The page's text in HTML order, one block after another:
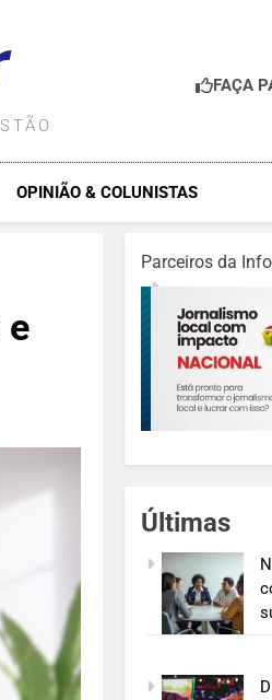
FAÇA
OPINIÃO & COLUNISTAS
e
Parceiros da
Últimas